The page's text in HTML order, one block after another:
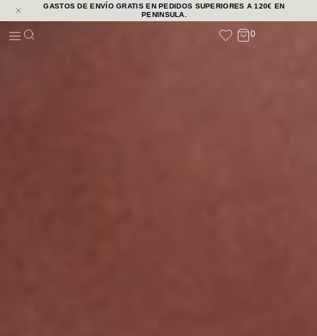
GASTOS DE ENVÍO GRATIS EN PEDIDOS SUPERIORES A 120€ EN
PENINSULA.
0
NOVEDADES